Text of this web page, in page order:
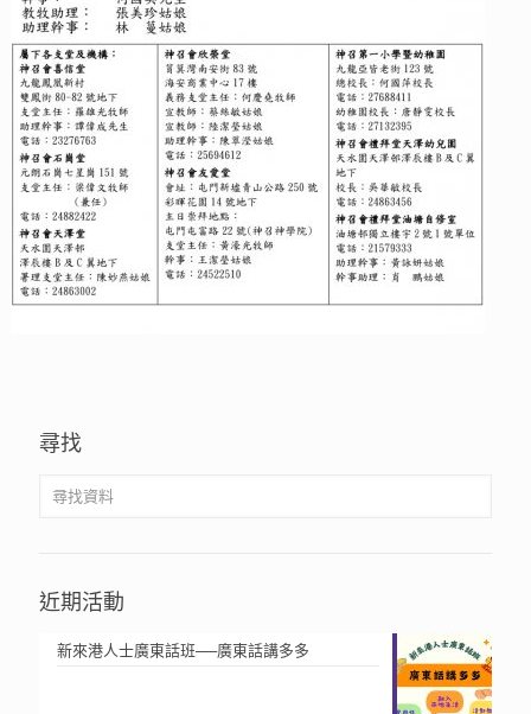
尋找
近期活動
新來港人士廣東話班──廣東話講多多